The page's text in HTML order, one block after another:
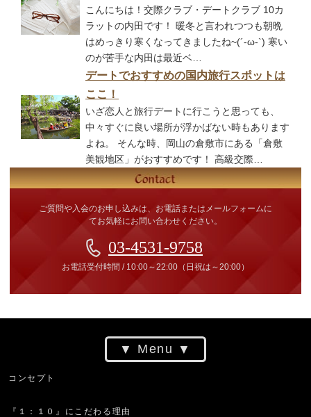
こんにちは！交際クラブ・デートクラブ 10カ
ラットの内田です！ 暖冬と言われつつも朝晩
はめっきり寒くなってきましたね~(´-ω-`) 寒い
のが苦手な内田は最近ベ…
デートでおすすめの国内旅行スポットは
ここ！
いざ恋人と旅行デートに行こうと思っても、
中々すぐに良い場所が浮かばない時もあります
よね。 そんな時、岡山の倉敷市にある「倉敷
美観地区」がおすすめです！ 高級交際…
ご質問や入会のお申し込みは、お電話またはメールフォームに
てお気軽にお問い合わせください。
03-4531-9758
お電話受付時間 / 10:00～22:00（日祝は～20:00）
Menu
コンセプト
『１：１０』にこだわる理由